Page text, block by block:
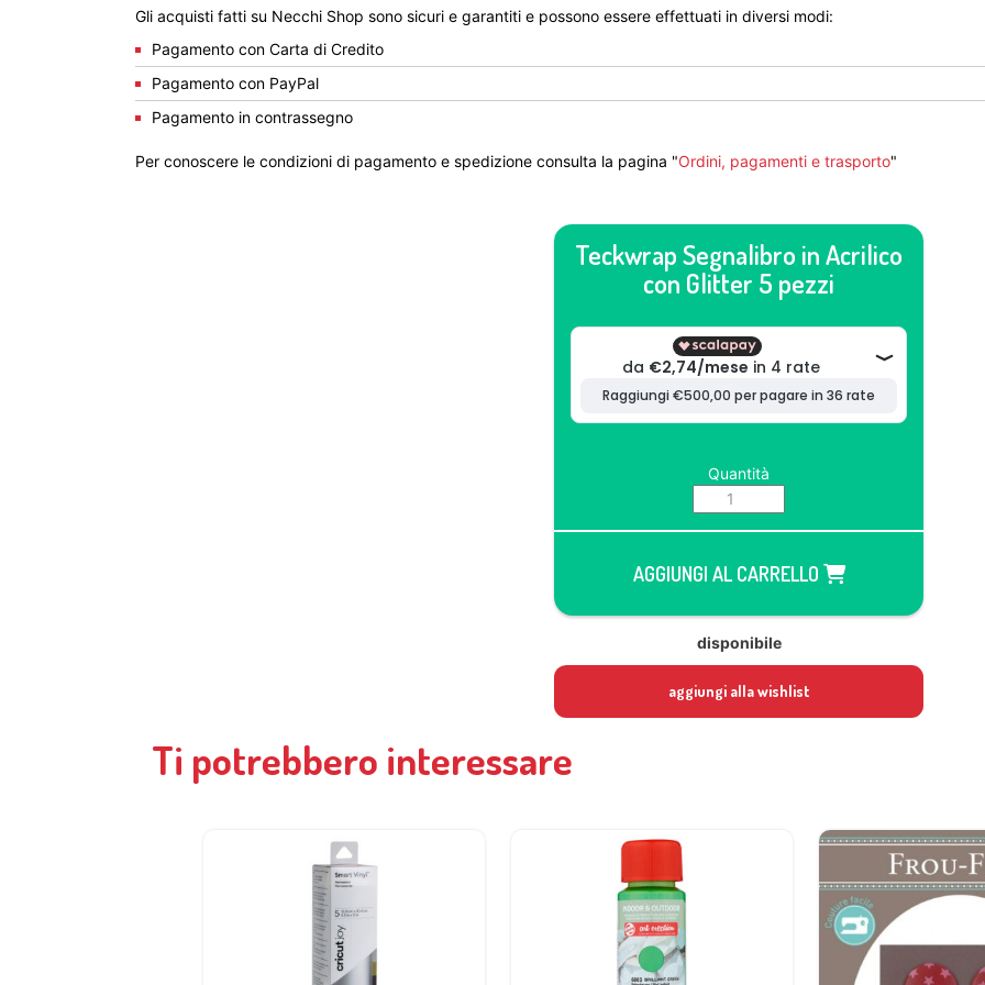
Gli acquisti fatti su Necchi Shop sono sicuri e garantiti e possono essere effettuati in diversi modi:
Pagamento con Carta di Credito
Pagamento con PayPal
Pagamento in contrassegno
Per conoscere le condizioni di pagamento e spedizione consulta la pagina "Ordini, pagamenti e trasporto"
Teckwrap Segnalibro in Acrilico
con Glitter 5 pezzi
Quantità
AGGIUNGI AL CARRELLO
disponibile
aggiungi alla wishlist
Ti potrebbero interessare